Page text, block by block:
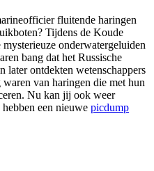
fluitende haringen
Tijdens de Koude
onderwatergeluiden
bang dat het Russische
later ontdekten wetenschappers
van haringen die met hun
Nu kan jij ook weer
een nieuwe picdump